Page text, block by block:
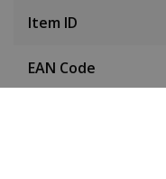
Item ID
EAN Code